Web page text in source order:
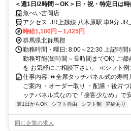
＜週1日/2時間～OK＞日・祝・特定日は
で幅広く活躍中！家庭や学校と両立可能♪
魚べい吉岡店
アクセス: JR上越線 八木原駅 車9
時給1,100円～1,425円
群馬県北群馬郡
勤務時間・曜日: 8:00～22:30 上記時間
勤務可能(短時間～長時間までOK) ご
を お気軽にご相談下さい。 ≪シフト
仕事内容: ⏩全席タッチパネル式の寿
ご案内 ・オーダー取り ・配膳・後片
ッチパネル式なので「接客少なめ」で
週1日からOK シフト自由 シフト制 昇給あり
同じ企業の求人